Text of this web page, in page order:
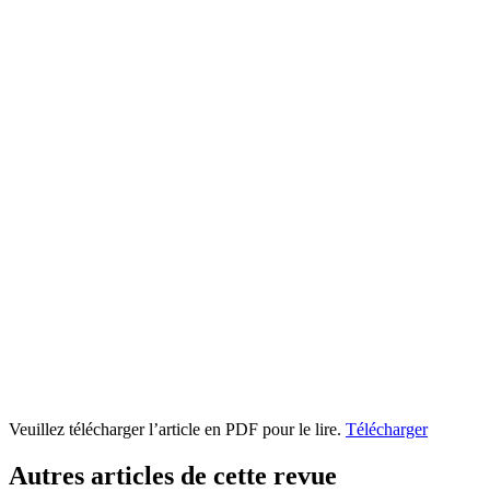
Veuillez télécharger l’article en PDF pour le lire. Télécharger
Autres articles de cette revue